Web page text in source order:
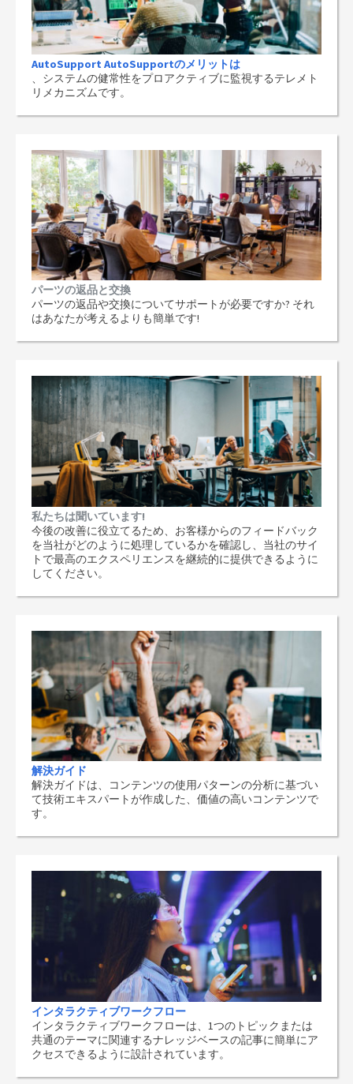
AutoSupport AutoSupportのメリットは
、システムの健常性をプロアクティブに監視するテレメト
リメカニズムです。
パーツの返品と交換
パーツの返品や交換についてサポートが必要ですか? それ
はあなたが考えるよりも簡単です!
私たちは聞いています!
今後の改善に役立てるため、お客様からのフィードバック
を当社がどのように処理しているかを確認し、当社のサイ
トで最高のエクスペリエンスを継続的に提供できるように
してください。
解決ガイド
解決ガイドは、コンテンツの使用パターンの分析に基づい
て技術エキスパートが作成した、価値の高いコンテンツで
す。
インタラクティブワークフロー
インタラクティブワークフローは、1つのトピックまたは
共通のテーマに関連するナレッジベースの記事に簡単にア
クセスできるように設計されています。